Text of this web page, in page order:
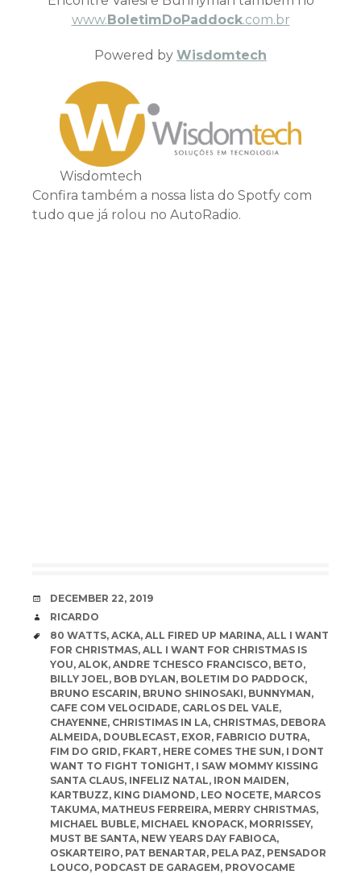
www. BoletimDoPaddock.com.br
Powered by Wisdomtech
Wisdomtech
Confira também a nossa lista do Spotfy com
tudo que já rolou no AutoRadio.
DATE
DECEMBER 22, 2019
AUTHOR
RICARDO
TAGS
80 WATTS, ACKA, ALL FIRED UP MARINA, ALL I WANT
FOR CHRISTMAS, ALL I WANT FOR CHRISTMAS IS
YOU, ALOK, ANDRE TCHESCO FRANCISCO, BETO,
BILLY JOEL, BOB DYLAN, BOLETIM DO PADDOCK,
BRUNO ESCARIN, BRUNO SHINOSAKI, BUNNYMAN,
CAFE COM VELOCIDADE, CARLOS DEL VALE,
CHAYENNE, CHRISTIMAS IN LA, CHRISTMAS, DEBORA
ALMEIDA, DOUBLECAST, EXOR, FABRICIO DUTRA,
FIM DO GRID, FKART, HERE COMES THE SUN, I DONT
WANT TO FIGHT TONIGHT, I SAW MOMMY KISSING
SANTA CLAUS, INFELIZ NATAL, IRON MAIDEN,
KARTBUZZ, KING DIAMOND, LEO NOCETE, MARCOS
TAKUMA, MATHEUS FERREIRA, MERRY CHRISTMAS,
MICHAEL BUBLE, MICHAEL KNOPACK, MORRISSEY,
MUST BE SANTA, NEW YEARS DAY FABIOCA,
OSKARTEIRO, PAT BENARTAR, PELA PAZ, PENSADOR
LOUCO, PODCAST DE GARAGEM, PROVOCAME